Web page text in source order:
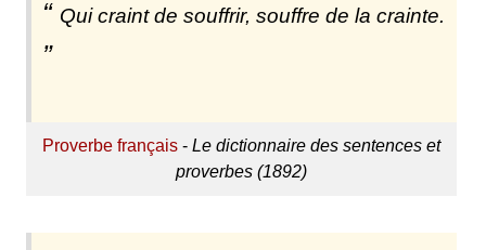
Qui craint de souffrir, souffre de la crainte.
Proverbe français- Le dictionnaire des sentences et
proverbes (1892)